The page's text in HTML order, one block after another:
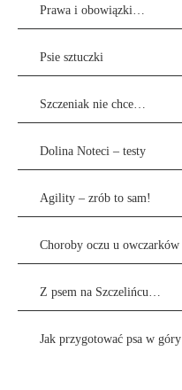
Prawa i obowiązki…
Psie sztuczki
Szczeniak nie chce…
Dolina Noteci – testy
Agility – zrób to sam!
Choroby oczu u owczarków
Z psem na Szczelińcu…
Jak przygotować psa w góry